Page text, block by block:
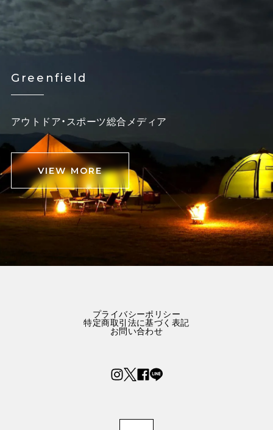
Greenfield
アウトドア・スポーツ総合メディア
VIEW MORE
プライバシーポリシー
特定商取引法に基づく表記
お問い合わせ